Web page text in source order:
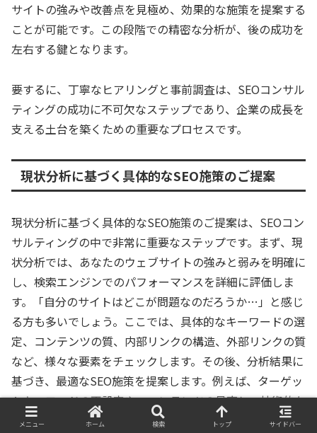
サイトの強みや改善点を見極め、効果的な施策を提案する
ことが可能です。この段階での精密な分析が、後の成功を
左右する鍵となります。
要するに、丁寧なヒアリングと事前調査は、SEOコンサル
ティングの成功に不可欠なステップであり、企業の成長を
支える土台を築くための重要なプロセスです。
現状分析に基づく具体的なSEO施策のご提案
現状分析に基づく具体的なSEO施策のご提案は、SEOコン
サルティングの中で非常に重要なステップです。まず、現
状分析では、あなたのウェブサイトの強みと弱みを明確に
し、検索エンジンでのパフォーマンスを詳細に評価しま
す。「自分のサイトはどこが問題なのだろうか…」と感じ
る方も多いでしょう。ここでは、具体的なキーワードの選
定、コンテンツの質、内部リンクの構造、外部リンクの質
など、様々な要素をチェックします。その後、分析結果に
基づき、最適なSEO施策を提案します。例えば、ターゲッ
トキーワードの再設定や、コンテンツの見直し、技術的な
改善点の提示などが含まれます。これにより、検索結果で
メニュー ホーム 検索 トップ サイドバー